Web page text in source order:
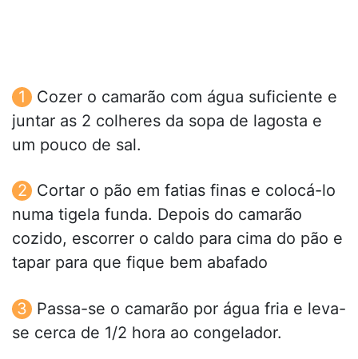
Cozer o camarão com água suficiente e
juntar as 2 colheres da sopa de lagosta e
um pouco de sal.
Cortar o pão em fatias finas e colocá-lo
numa tigela funda. Depois do camarão
cozido, escorrer o caldo para cima do pão e
tapar para que fique bem abafado
Passa-se o camarão por água fria e leva-
se cerca de 1/2 hora ao congelador.